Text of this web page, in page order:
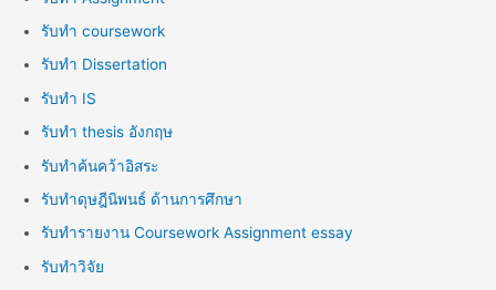
รับทำ coursework
รับทำ Dissertation
รับทำ IS
รับทำ thesis อังกฤษ
รับทำค้นคว้าอิสระ
รับทำดุษฎีนิพนธ์ ด้านการศึกษา
รับทำรายงาน Coursework Assignment essay
รับทำวิจัย